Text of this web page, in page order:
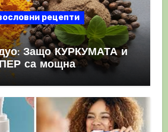
рецепти
Защо КУРКУМАТА и
са мощна